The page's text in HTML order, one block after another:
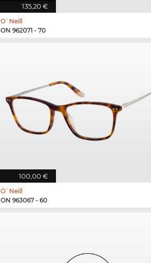
135,20 €
O`Neill
ON 962071 - 70
100,00 €
O`Neill
ON 963067 - 60